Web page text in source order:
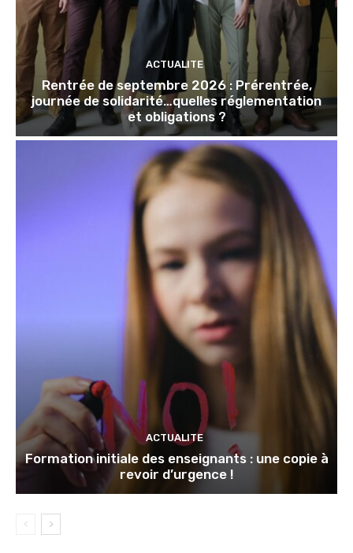
ACTUALITE
Rentrée de septembre 2026 : Prérentrée,
journée de solidarité…quelles réglementation
et obligations ?
ACTUALITE
Formation initiale des enseignants : une copie à
revoir d’urgence !